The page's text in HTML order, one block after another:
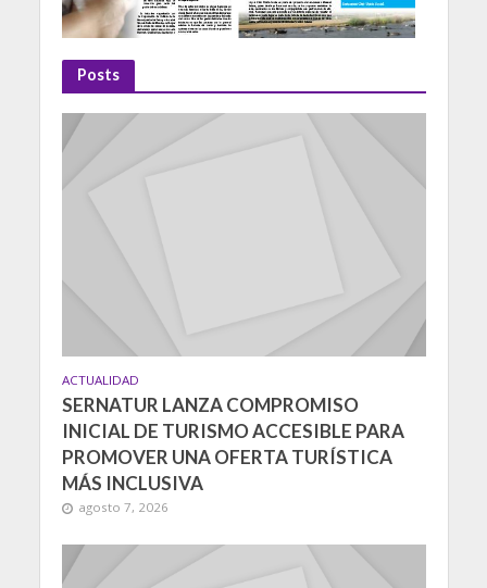
Posts
ACTUALIDAD
SERNATUR LANZA COMPROMISO
INICIAL DE TURISMO ACCESIBLE PARA
PROMOVER UNA OFERTA TURÍSTICA
MÁS INCLUSIVA
agosto 7, 2026